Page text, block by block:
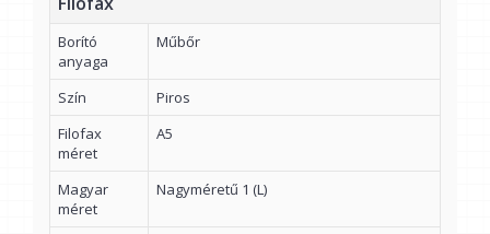
Borító
anyaga
Műbőr
Szín
Piros
Filofax
méret
A5
Magyar
méret
Nagyméretű 1 (L)